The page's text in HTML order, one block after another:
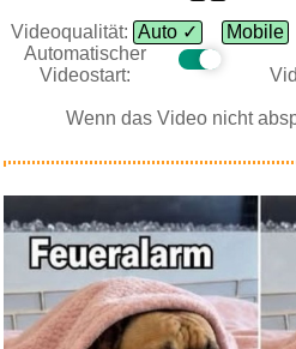
Videoqualität: Auto ✓ Mobile
Automatischer
Videostart:
Wenn das Video nicht